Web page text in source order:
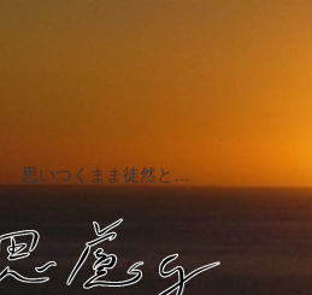
思いつくまま徒然と…